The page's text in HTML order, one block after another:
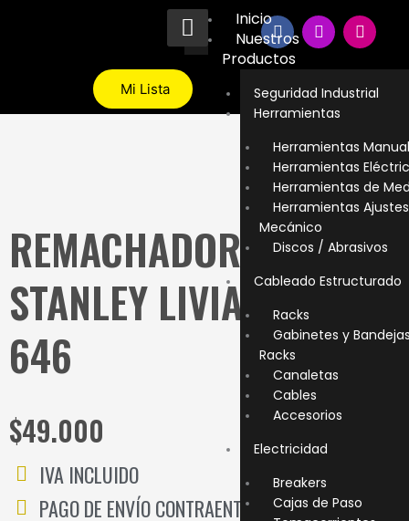
Inicio
Nuestros
Productos
Seguridad Industrial
Herramientas
Herramientas
Herramientas
Herramientas de
Herramientas Ajustes
Mecánico
Discos / Abrasivos
Cableado Estructurado
Racks
Gabinetes y
Racks
Canaletas
Cables
Accesorios
Electricidad
Breakers
Cajas de Paso
F
a
c
e
b
o
o
I
n
t
a
g
r
a
m
T
i
t
o
Mi Lista
REMACHADORA
STANLEY LIVIANA 69-
646
$49.000
IVA INCLUIDO
PAGO DE ENVÍO CONTRAENTREGA